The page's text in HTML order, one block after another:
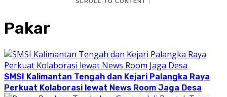
Pakar
SMSI Kalimantan Tengah dan Kejari Palangka Raya
Perkuat Kolaborasi lewat News Room Jaga Desa